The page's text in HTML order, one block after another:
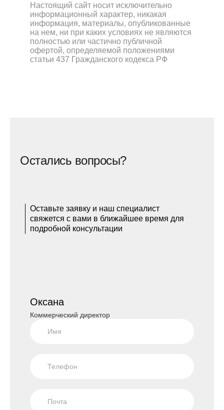
Настоящий сайт носит исключительно
информационный характер, никакая
информация, материалы, опубликованные
на нем, ни при каких условиях не являются
полностью или частично публичной
офертой, определяемой положениями
статьи 437 Гражданского кодекса РФ
Остались вопросы?
Оставьте заявку и наш специалист
свяжется с вами в ближайшее время для
подробной консультации
Оксана
Коммерческий директор